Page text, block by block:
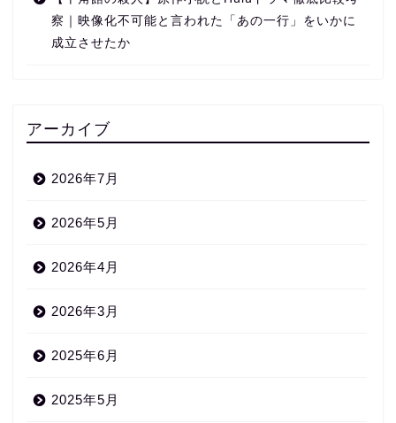
察｜映像化不可能と言われた「あの一行」をいかに
成立させたか
アーカイブ
2026年7月
2026年5月
2026年4月
2026年3月
2025年6月
2025年5月